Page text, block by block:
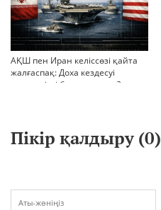
АҚШ пен Иран келіссөзі қайта
жалғаспақ: Доха кездесуі
шиеленісті бәсеңдете ме?
Пікір қалдыру (0)